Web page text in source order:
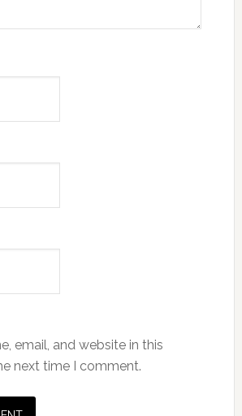
email, and website in this
next time I comment.